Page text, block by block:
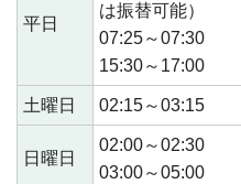
平日
は振替可能）
07:25～07:30
15:30～17:00
土曜日 02:15～03:15
日曜日
02:00～02:30
03:00～05:00